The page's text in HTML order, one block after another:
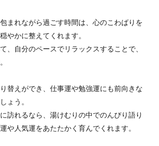
まれながら過ごす時間は、心のこわばりを
やかに整えてくれます。
、自分のペースでリラックスすることで、
替えができ、仕事運や勉強運にも前向きな
ょう。
訪れるなら、湯けむりの中でのんびり語り
や人気運をあたたかく育んでくれます。